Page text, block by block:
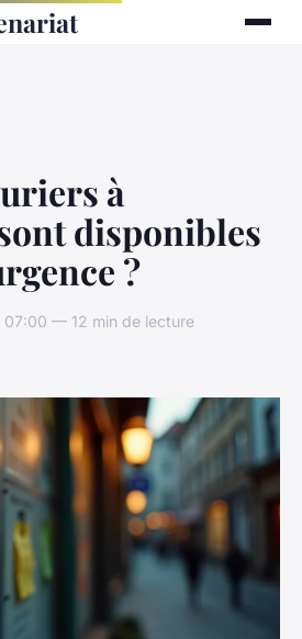
à
disponibles
?
— 12 min de lecture